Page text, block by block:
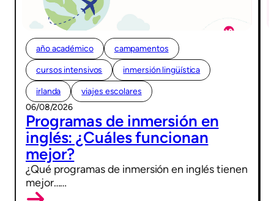
año académico campamentos
cursos intensivos inmersión lingüística
irlanda
viajes escolares
06/08/2026
Programas de inmersión en
inglés: ¿Cuáles funcionan
mejor?
¿Qué programas de inmersión en inglés tienen
mejor……